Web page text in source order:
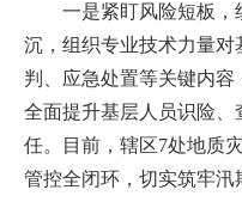
一是紧盯风险短板，
沉，组织专业技术力量
判、应急处置等关键内
全面提升基层人员识险
任。目前，辖区7处地质
管控全闭环，切实筑牢汛